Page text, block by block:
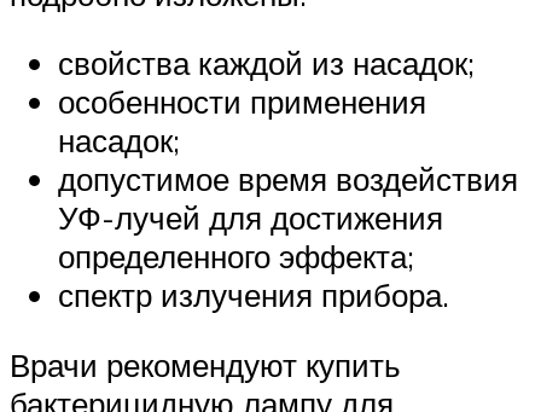
свойства каждой из насадок;
особенности применения
насадок;
допустимое время воздействия
УФ-лучей для достижения
определенного эффекта;
спектр излучения прибора.
Врачи рекомендуют купить
бактерицидную лампу для